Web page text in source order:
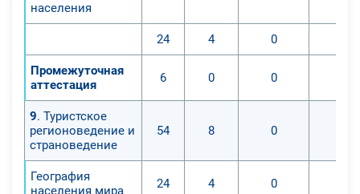
населения
24 4 0
Промежуточная
аттестация
6 0 0
9. Туристское
регионоведение и
страноведение
54 8 0
География
населения мира
24 4 0